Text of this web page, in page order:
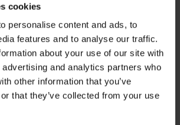
cookies
personalise content and ads, to
features and to analyse our traffic.
about your use of our site with
and analytics partners who
other information that you’ve
that they’ve collected from your use